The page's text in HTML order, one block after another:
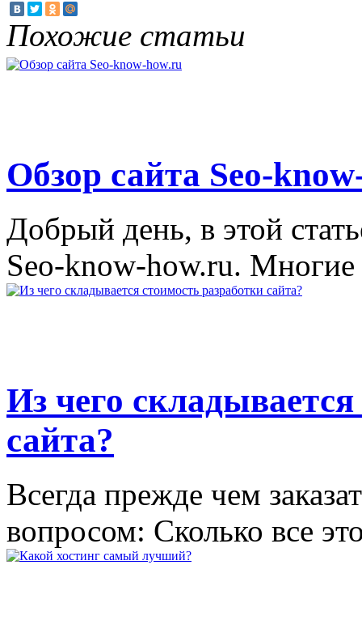
Похожие статьи
Обзор сайта Seo-
Добрый день, в этой
Seo-know-how.ru. Многие
Из чего
сайта?
Всегда прежде чем
вопросом: Сколько все